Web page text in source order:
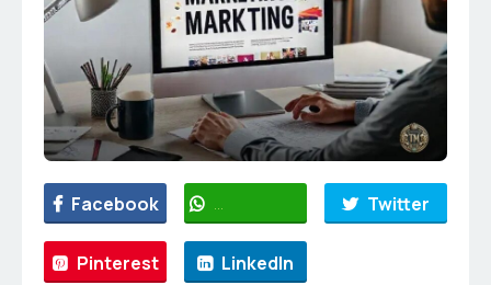
Facebook WhatsApp Twitter
Pinterest LinkedIn